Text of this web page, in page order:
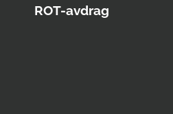
ROT-avdrag